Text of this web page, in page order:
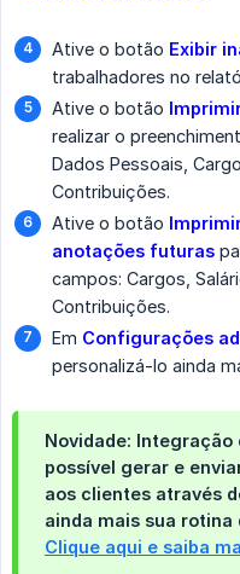
Ative o botão Exibir
trabalhadores no
Ative o botão
realizar o
Dados Pessoais,
Contribuições.
Ative o botão
anotações futuras
campos: Cargos,
Contribuições.
Em Configurações
personalizá-lo ainda
Novidade: Integração
possível gerar e
aos clientes através
ainda mais sua
Clique aqui e saiba